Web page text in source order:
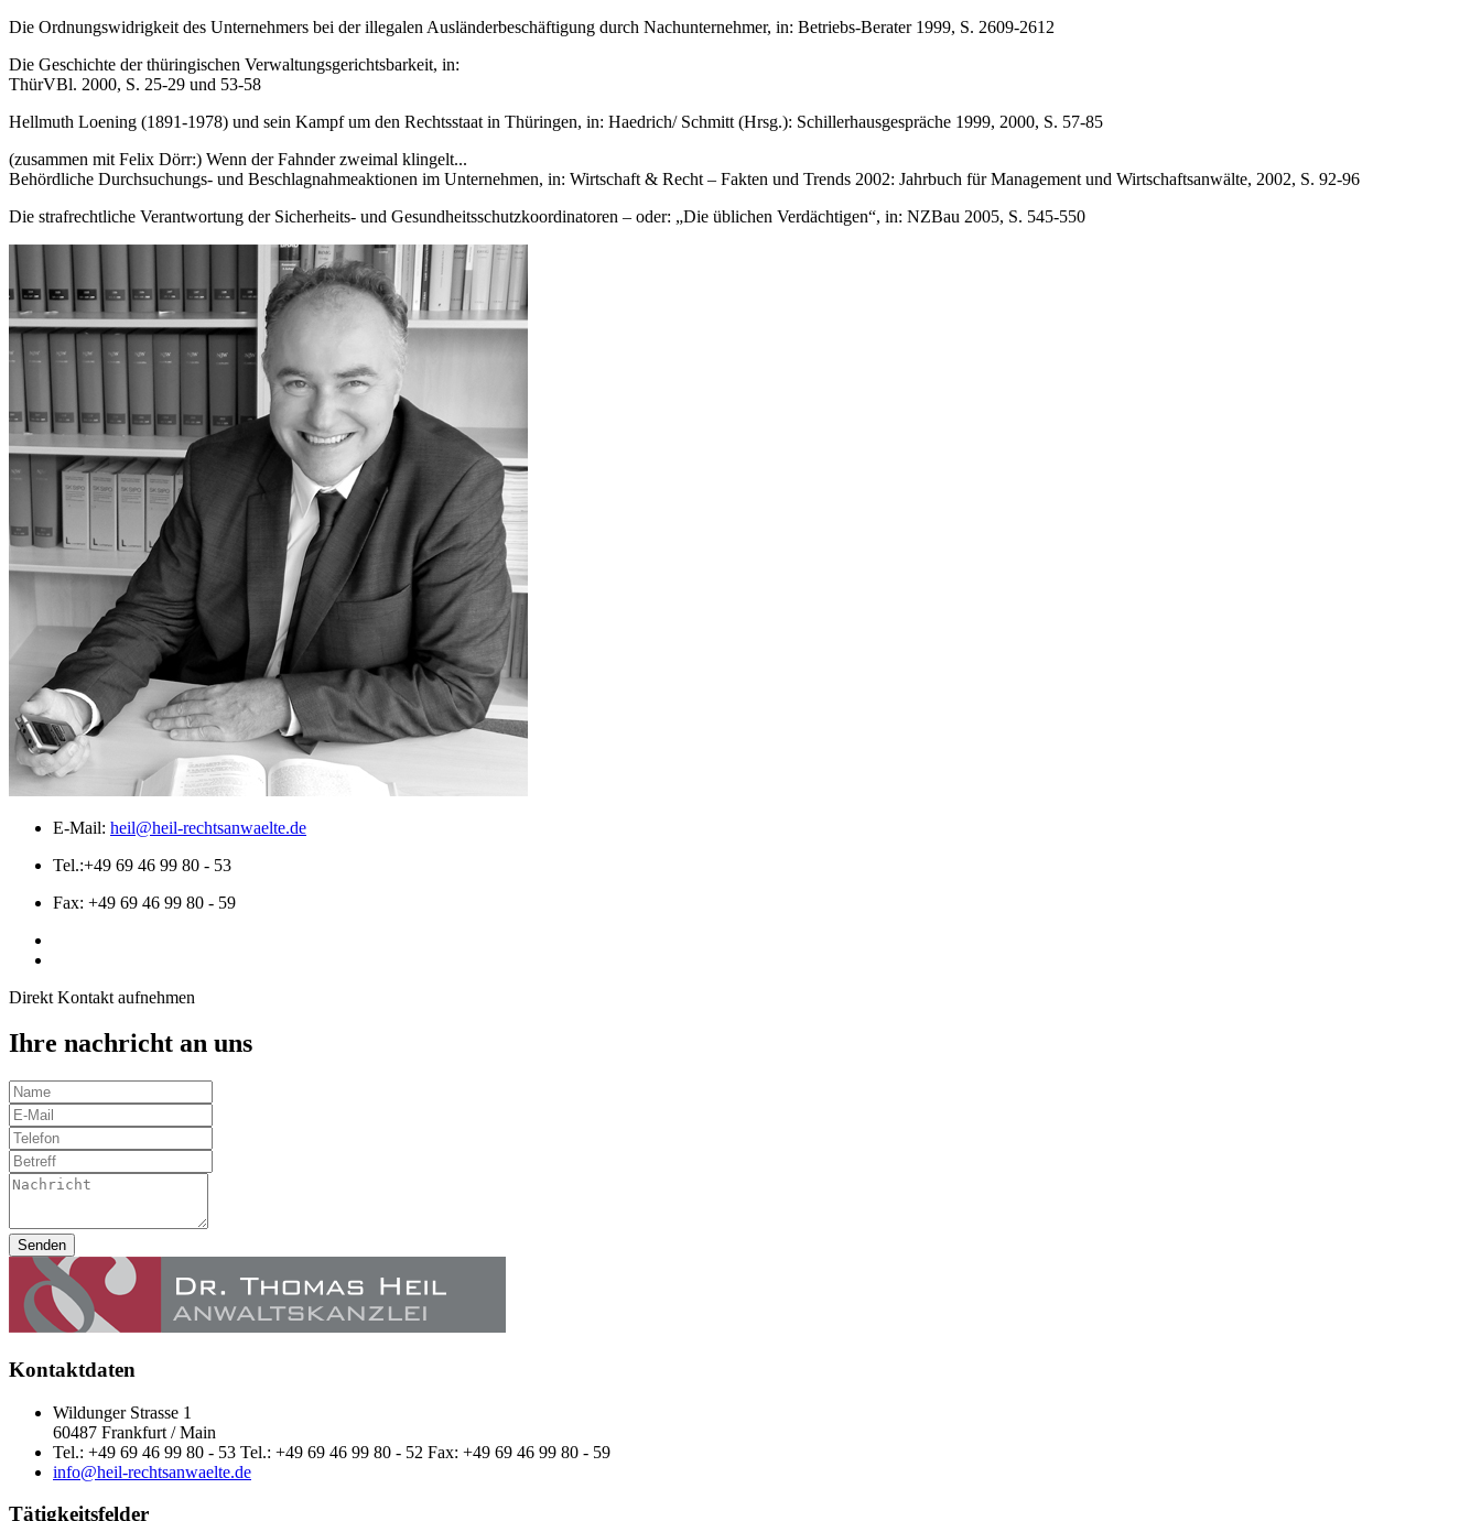
Die Ordnungswidrigkeit des Unternehmers bei der illegalen Ausländerbeschäftigung durch Nachunternehmer, in: Betriebs-Berater 1999, S. 2609-2612
Die Geschichte der thüringischen Verwaltungsgerichtsbarkeit, in:
ThürVBl. 2000, S. 25-29 und 53-58
Hellmuth Loening (1891-1978) und sein Kampf um den Rechtsstaat in Thüringen, in: Haedrich/ Schmitt (Hrsg.): Schillerhausgespräche 1999, 2000, S. 57-85
(zusammen mit Felix Dörr:) Wenn der Fahnder zweimal klingelt...
Behördliche Durchsuchungs- und Beschlagnahmeaktionen im Unternehmen, in: Wirtschaft & Recht – Fakten und Trends 2002: Jahrbuch für Management und Wirtschaftsanwälte, 2002, S. 92-96
Die strafrechtliche Verantwortung der Sicherheits- und Gesundheitsschutzkoordinatoren – oder: „Die üblichen Verdächtigen“, in: NZBau 2005, S. 545-550
E-Mail: heil@heil-rechtsanwaelte.de
Tel.:+49 69 46 99 80 - 53
Fax: +49 69 46 99 80 - 59
Direkt Kontakt aufnehmen
Ihre nachricht an uns
Senden
Kontaktdaten
Wildunger Strasse 1
60487 Frankfurt / Main
Tel.: +49 69 46 99 80 - 53 Tel.: +49 69 46 99 80 - 52 Fax: +49 69 46 99 80 - 59
info@heil-rechtsanwaelte.de
Tätigkeitsfelder